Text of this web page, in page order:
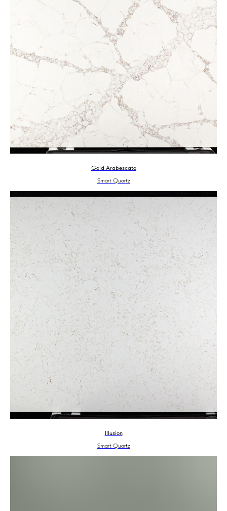
Gold Arabescato
Smart Quartz
Illusion
Smart Quartz